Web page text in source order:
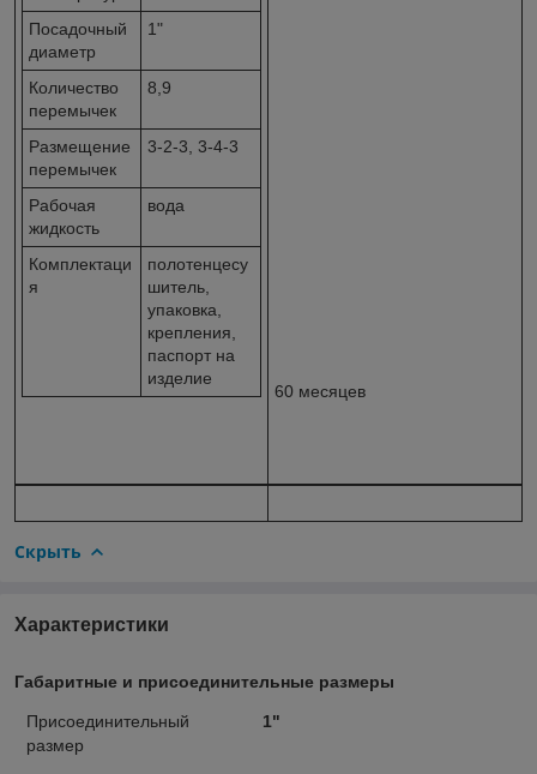
Посадочный
диаметр
1"
Количество
перемычек
8,9
Размещение
перемычек
3-2-3, 3-4-3
Рабочая
жидкость
вода
Комплектаци
я
полотенцесу
шитель,
упаковка,
крепления,
паспорт на
изделие
60 месяцев
Скрыть
Характеристики
Габаритные и присоединительные размеры
Присоединительный
размер
1"